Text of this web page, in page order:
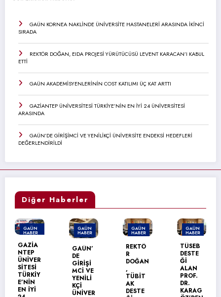
GAÜN KORNEA NAKLİNDE ÜNİVERSİTE HASTANELERİ ARASINDA İKİNCİ
SIRADA
REKTÖR DOĞAN, EIDA PROJESİ YÜRÜTÜCÜSÜ LEVENT KARACAN’I KABUL
ETTİ
GAÜN AKADEMİSYENLERİNİN COST KATILIMI ÜÇ KAT ARTTI
GAZİANTEP ÜNİVERSİTESİ TÜRKİYE’NİN EN İYİ 24 ÜNİVERSİTESİ
ARASINDA
GAÜN’DE GİRİŞİMCİ VE YENİLİKÇİ ÜNİVERSİTE ENDEKSİ HEDEFLERİ
DEĞERLENDİRİLDİ
Diğer Haberler
GAÜN
HABER
GAÜN’
DE
GİRİŞİ
MCİ VE
YENİLİ
KÇİ
ÜNİVER
GAÜN
HABER
REKTÖ
R
DOĞAN
,
TÜBİT
AK
DESTE
GAÜN
HABER
TÜSEB
DESTE
Ğİ
PROF.
DR.
KARAG
GAÜN
HABER
GAÜN
TEKNİK
BİLİML
ER
MESLEK
YÜKSEK
OKULU’